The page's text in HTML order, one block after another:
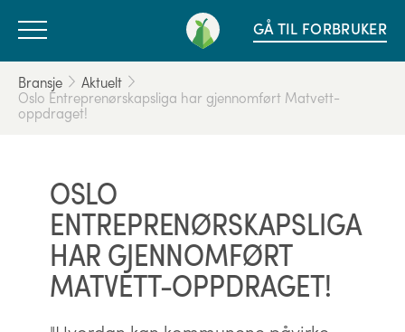
GÅ TIL FORBRUKER
Bransje Aktuelt
Oslo Entreprenørskapsliga har gjennomført Matvett-
oppdraget!
OSLO
ENTREPRENØRSKAPSLIGA
HAR GJENNOMFØRT
MATVETT-OPPDRAGET!